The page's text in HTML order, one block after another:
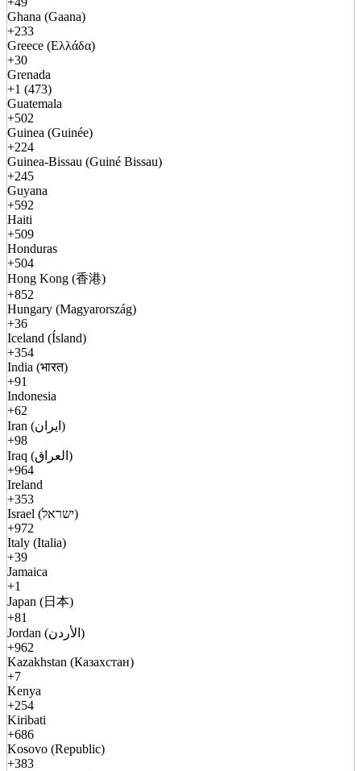
Ghana (Gaana)
+233
Greece (Ελλάδα)
+30
Grenada
+1 (473)
Guatemala
+502
Guinea (Guinée)
+224
Guinea-Bissau (Guiné Bissau)
+245
Guyana
+592
Haiti
+509
Honduras
+504
Hong Kong (香港)
+852
Hungary (Magyarország)
+36
Iceland (Ísland)
+354
India (भारत)
+91
Indonesia
+62
Iran (ایران)
+98
Iraq (العراق)
+964
Ireland
+353
Israel (ישראל)
+972
Italy (Italia)
+39
Jamaica
+1
Japan (日本)
+81
Jordan (الأردن)
+962
Kazakhstan (Казахстан)
+7
Kenya
+254
Kiribati
+686
Kosovo (Republic)
+383